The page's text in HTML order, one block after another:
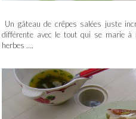
Un gâteau de crêpes salées juste
différente avec le tout qui se marie à
herbes ….